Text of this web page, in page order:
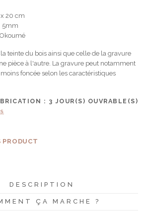
x 20 cm
5mm
Okoumé
teinte du bois ainsi que celle de la gravure
pièce à l'autre. La gravure peut notamment
foncée selon les caractéristiques
: 3 JOUR(S) OUVRABLE(S)
PRODUCT
DESCRIPTION
ÇA MARCHE ?